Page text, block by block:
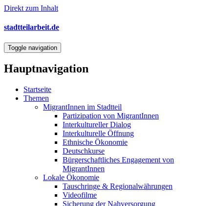
Direkt zum Inhalt
stadtteilarbeit.de
Toggle navigation
Hauptnavigation
Startseite
Themen
MigrantInnen im Stadtteil
Partizipation von MigrantInnen
Interkultureller Dialog
Interkulturelle Öffnung
Ethnische Ökonomie
Deutschkurse
Bürgerschaftliches Engagement von
MigrantInnen
Lokale Ökonomie
Tauschringe & Regionalwährungen
Videofilme
Sicherung der Nahversorgung